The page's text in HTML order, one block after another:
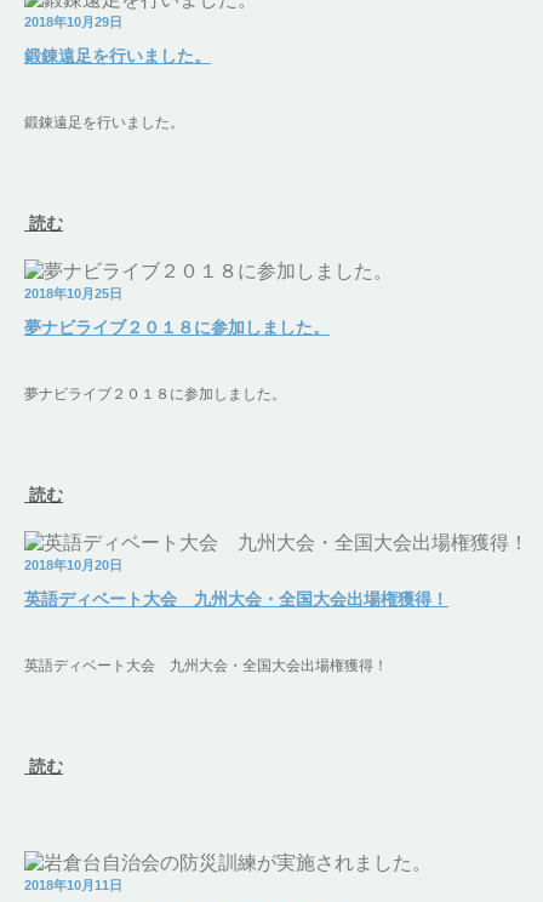
2018年10月29日
鍛錬遠足を行いました。
鍛錬遠足を行いました。
読む
2018年10月25日
夢ナビライブ２０１８に参加しました。
夢ナビライブ２０１８に参加しました。
読む
2018年10月20日
英語ディベート大会 九州大会・全国大会出場権獲得！
英語ディベート大会 九州大会・全国大会出場権獲得！
読む
2018年10月11日